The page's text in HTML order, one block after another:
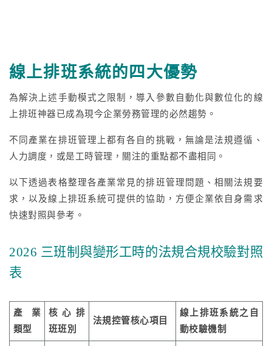
線上排班系統的四大優勢
為解決上述手動模式之限制，導入參數自動化與數位化的線
上排班神器已成為現今企業勞務管理的必然趨勢。
不同產業在排班管理上都有各自的挑戰，無論是法規遵循、
人力調度，或是工時管理，關注的重點都不盡相同。
以下透過表格整理各產業常見的排班管理問題、相關法規要
求，以及線上排班系統可提供的協助，方便企業依自身需求
快速對照與參考。
2026 三班制與變形工時的法規合規校驗對照
表
產業
類型
核心排
班班別
法規控管核心項目
線上排班系統之自
動校驗機制